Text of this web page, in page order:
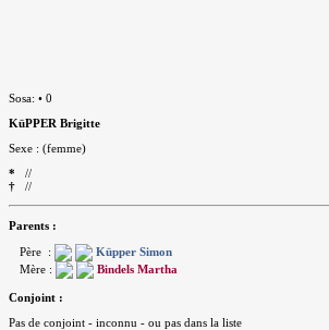
Sosa: • 0
KüPPER Brigitte
Sexe : (femme)
* //
† //
Parents :
Père :
Küpper Simon
Mère :
Bindels Martha
Conjoint :
Pas de conjoint - inconnu - ou pas dans la liste